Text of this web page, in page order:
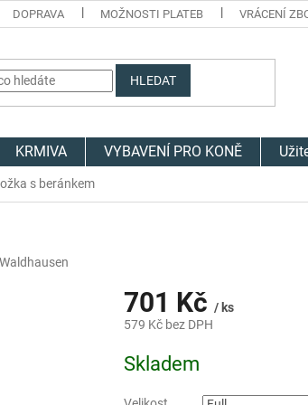
DOPRAVA MOŽNOSTI PLATEB VRÁCENÍ
HLEDAT
KRMIVA VYBAVENÍ PRO KONĚ
s beránkem
Waldhausen
701 Kč / ks
579 Kč bez DPH
cena:
Skladem